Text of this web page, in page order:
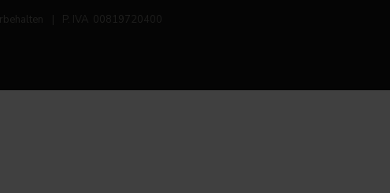
P. IVA 00819720400